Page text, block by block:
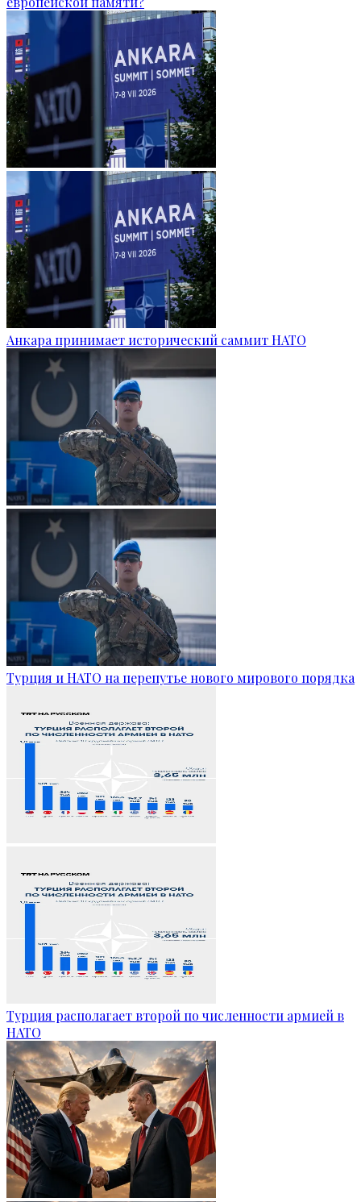
Анкара принимает исторический саммит НАТО
Турция и НАТО на перепутье нового мирового порядка
Турция располагает второй по численности армией в
НАТО